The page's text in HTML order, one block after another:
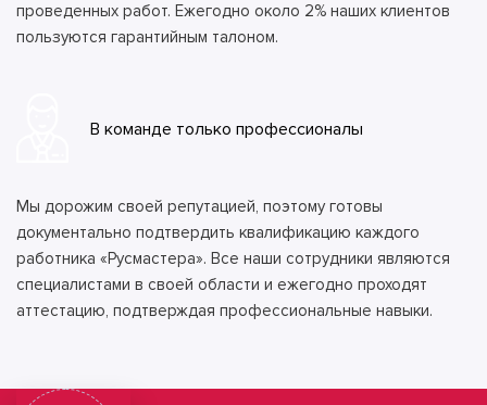
проведенных работ. Ежегодно около 2% наших клиентов
пользуются гарантийным талоном.
В команде только профессионалы
Мы дорожим своей репутацией, поэтому готовы
документально подтвердить квалификацию каждого
работника «Русмастера». Все наши сотрудники являются
специалистами в своей области и ежегодно проходят
аттестацию, подтверждая профессиональные навыки.